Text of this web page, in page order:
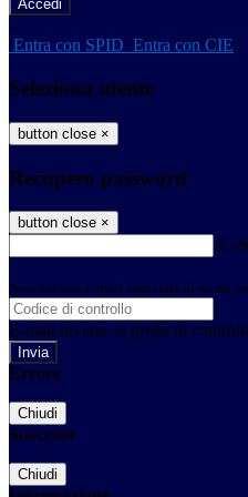
-
Entra con SPID Entra con CIE
Seleziona utente
button close ×
Recupero password
button close ×
E-
Non hai una e-mail associata al nome
E-mail inviata, si prega di
Errore
Chiudi
Successo
Chiudi